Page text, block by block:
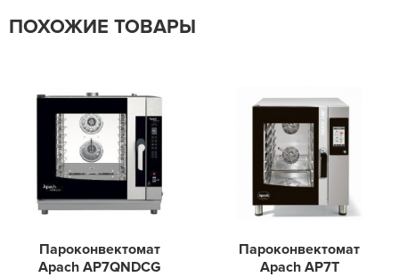
ПОХОЖИЕ ТОВАРЫ
Пароконвектомат
Apach AP7QNDCG
Пароконвектомат
Apach AP7T